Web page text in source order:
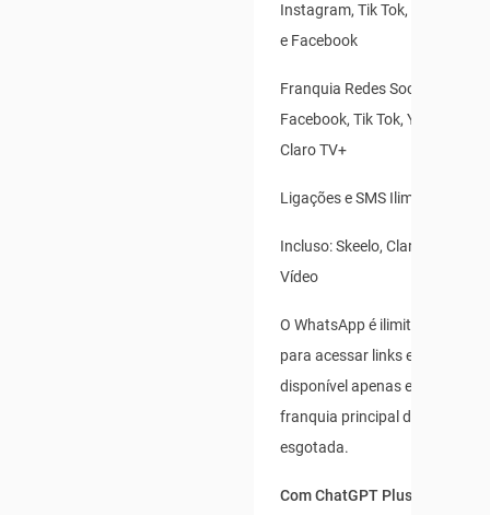
Instagram, Tik Tok, X(Twitter),
e Facebook
Franquia Redes Sociais:
Facebook, Tik Tok, Youtube,
Claro TV+
Ligações e SMS Ilimitados
Incluso: Skeelo, Claro Banca e
Vídeo
O WhatsApp é ilimitado para
para acessar links externos, e
disponível apenas enquanto
franquia principal de dados
esgotada.
Com ChatGPT Plus incluso